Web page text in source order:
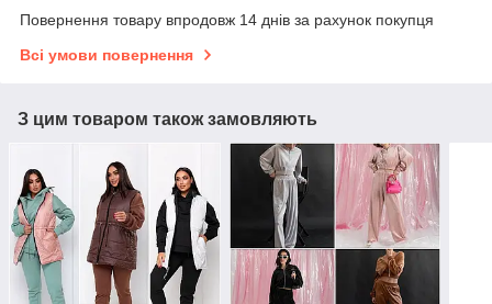
Повернення товару впродовж 14 днів за рахунок покупця
Всі умови повернення
З цим товаром також замовляють